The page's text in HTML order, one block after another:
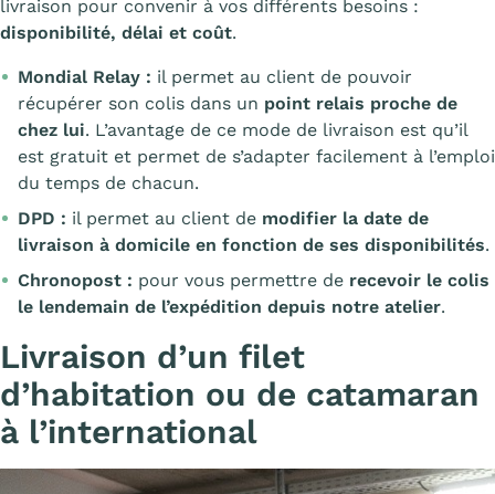
livraison pour convenir à vos différents besoins :
disponibilité, délai et coût.
Mondial Relay : il permet au client de pouvoir
récupérer son colis dans un point relais proche de
chez lui. L’avantage de ce mode de livraison est qu’il
est gratuit et permet de s’adapter facilement à l’emploi
du temps de chacun.
DPD : il permet au client de modifier la date de
livraison à domicile en fonction de ses disponibilités.
Chronopost : pour vous permettre de recevoir le colis
le lendemain de l’expédition depuis notre atelier.
Livraison d’un filet
d’habitation ou de catamaran
à l’international